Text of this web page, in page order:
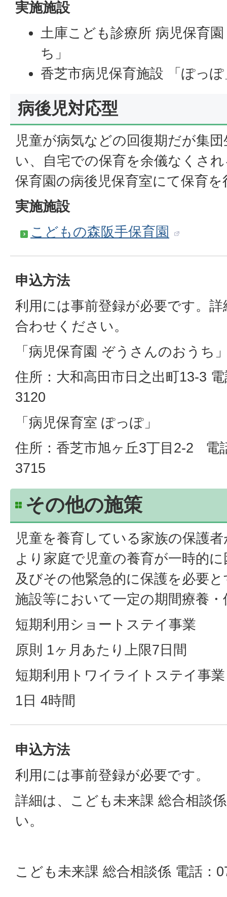
実施施設
土庫こども診療所 病児保育
ち」
香芝市病児保育施設 「ぽっぽ
病後児対応型
児童が病気などの回復期だが集
い、自宅での保育を余儀なくさ
保育園の病後児保育室にて保育
実施施設
こどもの森阪手保育園
申込方法
利用には事前登録が必要です。
合わせください。
「病児保育園 ぞうさんのおうち
住所：大和高田市日之出町13-3
3120
「病児保育室 ぽっぽ」
住所：香芝市旭ヶ丘3丁目2-2 電
3715
その他の施策
児童を養育している家族の保護
より家庭で児童の養育が一時的
及びその他緊急的に保護を必要
施設等において一定の期間療養
短期利用ショートステイ事業
原則 1ヶ月あたり上限7日間
短期利用トワイライトステイ事業
1日 4時間
申込方法
利用には事前登録が必要です。
詳細は、こども未来課 総合相談
い。
こども未来課 総合相談係 電話：